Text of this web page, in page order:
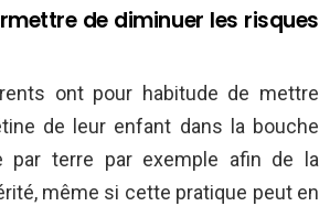
de diminuer les risques
ont pour habitude de mettre
de leur enfant dans la bouche
par terre par exemple afin de la
même si cette pratique peut en